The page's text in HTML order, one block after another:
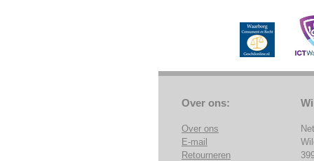
Over ons:
Over ons
E-mail
Retourneren